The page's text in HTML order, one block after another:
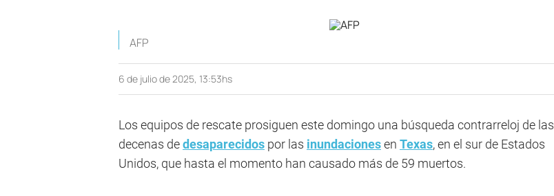
AFP
6 de julio de 2025, 13:53hs
Los equipos de rescate prosiguen este domingo una búsqueda contrarreloj de las
decenas dedesaparecidos por las inundacionesen Texas, en el sur de Estados
Unidos, que hasta el momento han causado más de 59 muertos.